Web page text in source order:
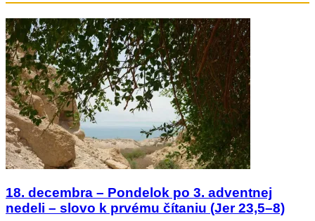
18. decembra – Pondelok po 3. adventnej
nedeli – slovo k prvému čítaniu (Jer 23,5–8)